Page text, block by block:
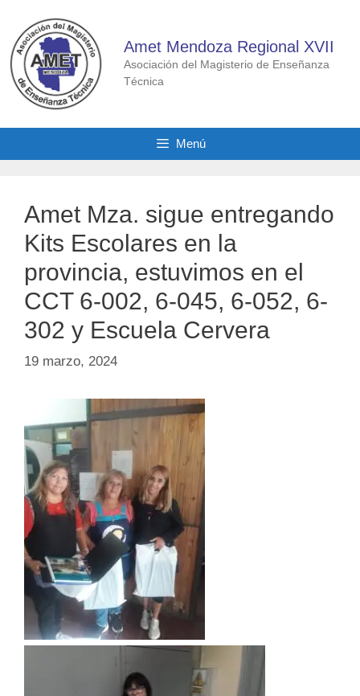
contenido
Amet Mendoza Regional XVII
Asociación del Magisterio de Enseñanza
Técnica
Menú
Amet Mza. sigue entregando
Kits Escolares en la
provincia, estuvimos en el
CCT 6-002, 6-045, 6-052, 6-
302 y Escuela Cervera
19 marzo, 2024